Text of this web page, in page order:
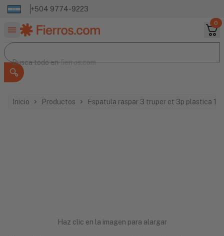
+504 9774-9223
0
Buscar productos
Busca todo en
Busca todo enfierros.com
Inicio Productos Espatula raspar 3 truper et 3p plastica
Haz clic en la imagen para alargar